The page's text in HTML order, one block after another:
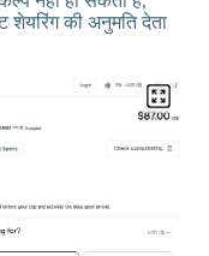
शेयरिंग की अनुमति देता